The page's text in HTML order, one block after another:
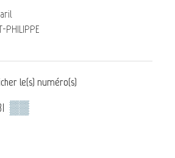
PHILIPPE
le(s) numéro(s)
▒▒